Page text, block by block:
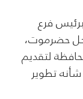
فرع
حضرموت،
لتقديم
تطوير